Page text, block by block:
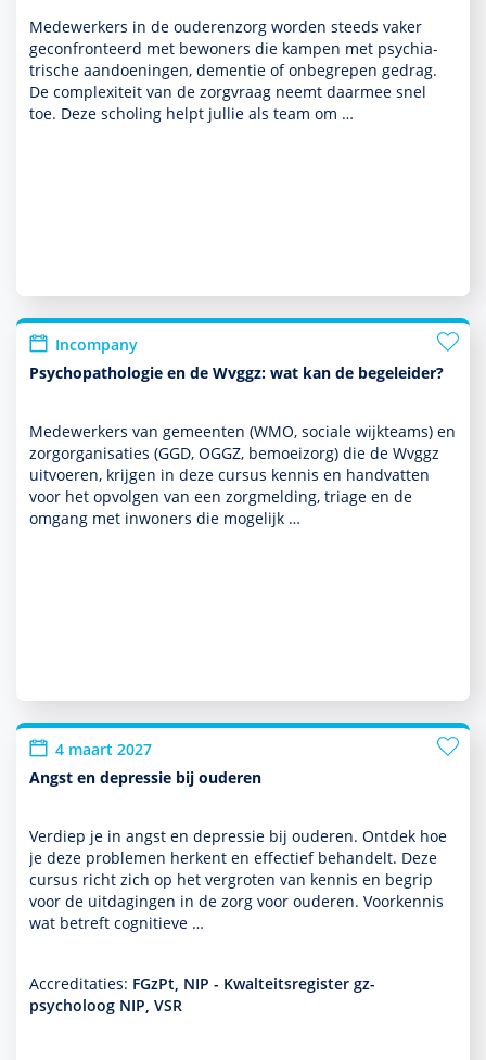
Medewerk­ers in de ouderen­zorg worden steeds vaker
gecon­fron­teerd met bewo­ners die kampen met psychia­
trische aan­doeningen, dementie of onbegrepen gedrag.
De complexiteit van de zorgvraag neemt daarmee snel
toe. Deze scholing helpt jullie als team om …
Incompany
Psychopathologie en de Wvggz: wat kan de begeleider?
Medewerk­ers van gemeenten (WMO, sociale wijkteams) en
zorgorgani­saties (GGD, OGGZ, bemoei­zorg) die de Wvggz
uitvoeren, krijgen in deze cursus kennis en handvatten
voor het opvolgen van een zorgmelding, triage en de
omgang met inwoners die moge­lijk …
4 maart 2027
Angst en depressie bij ouderen
Verdiep je in angst en depres­sie bij ouderen. Ontdek hoe
je deze pro­ble­men herkent en effectief behan­delt. Deze
cursus richt zich op het vergroten van kennis en begrip
voor de uitdagingen in de zorg voor ouderen. Voorkennis
wat betreft cogni­tieve …
Accreditaties: FGzPt, NIP - Kwalteitsregister gz-
psycholoog NIP, VSR